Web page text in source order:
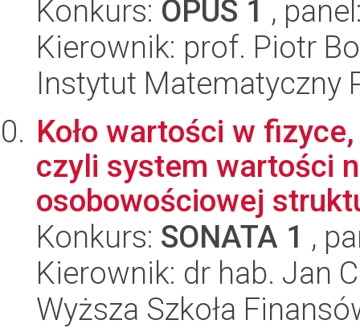
Konkurs: OPUS 1 ,
Kierownik: prof. Piotr
Instytut Matematyczny
Koło wartości w
czyli system wartości
osobowościowej
Konkurs: SONATA 1 ,
Kierownik: dr hab. Jan
Wyższa Szkoła